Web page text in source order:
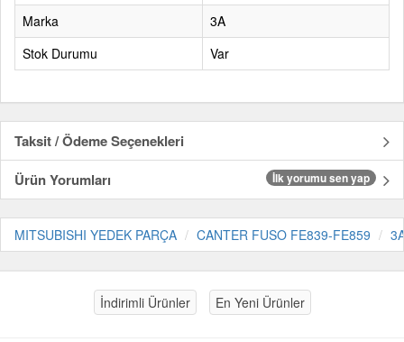
Marka
3A
Stok Durumu
Var
Taksit / Ödeme Seçenekleri
Ürün Yorumları
İlk yorumu sen yap
MITSUBISHI YEDEK PARÇA CANTER FUSO FE839-FE859
İndirimli Ürünler En Yeni Ürünler